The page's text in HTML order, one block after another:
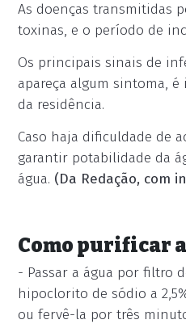
As doenças transmitidas
toxinas, e o período de
Os principais sinais de
apareça algum sintoma,
da residência.
Caso haja dificuldade de
garantir potabilidade da
água. (Da Redação, com
Como purificar
- Passar a água por filtro
hipoclorito de sódio a
ou fervê-la por três